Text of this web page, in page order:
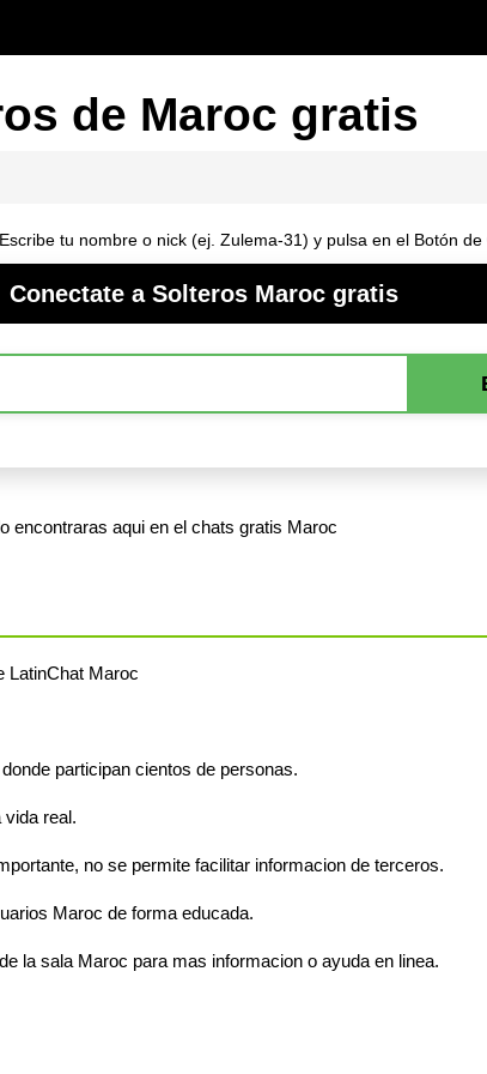
de Maroc gratis
tu nombre o nick (ej. Zulema-31) y pulsa en el Botón de
Conectate a Solteros Maroc gratis
encontraras aqui en el chats gratis Maroc
LatinChat Maroc
participan cientos de personas.
real.
no se permite facilitar informacion de terceros.
Maroc de forma educada.
la sala Maroc para mas informacion o ayuda en linea.